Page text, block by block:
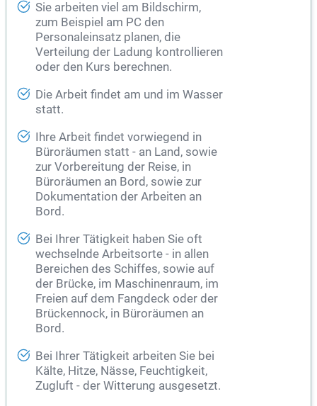
Sie arbeiten viel am Bildschirm,
zum Beispiel am PC den
Personaleinsatz planen, die
Verteilung der Ladung kontrollieren
oder den Kurs berechnen.
Die Arbeit findet am und im Wasser
statt.
Ihre Arbeit findet vorwiegend in
Büroräumen statt - an Land, sowie
zur Vorbereitung der Reise, in
Büroräumen an Bord, sowie zur
Dokumentation der Arbeiten an
Bord.
Bei Ihrer Tätigkeit haben Sie oft
wechselnde Arbeitsorte - in allen
Bereichen des Schiffes, sowie auf
der Brücke, im Maschinenraum, im
Freien auf dem Fangdeck oder der
Brückennock, in Büroräumen an
Bord.
Bei Ihrer Tätigkeit arbeiten Sie bei
Kälte, Hitze, Nässe, Feuchtigkeit,
Zugluft - der Witterung ausgesetzt.